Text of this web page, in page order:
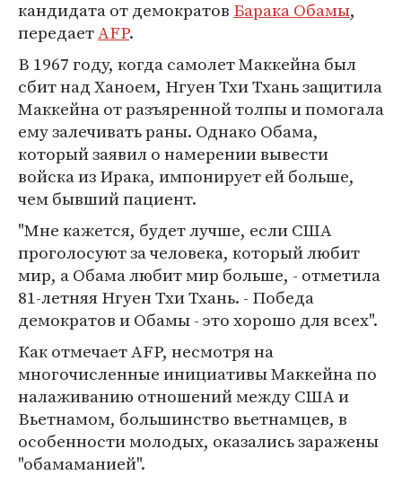
кандидата от демократов Барака Обамы,
передаетAFP.
В 1967 году, когда самолет Маккейна был
сбит над Ханоем, Нгуен Тхи Тхань защитила
Маккейна от разъяренной толпы и помогала
ему залечивать раны. Однако Обама,
который заявил о намерении вывести
войска из Ирака, импонирует ей больше,
чем бывший пациент.
"Мне кажется, будет лучше, если США
проголосуют за человека, который любит
мир, а Обама любит мир больше, - отметила
81-летняя Нгуен Тхи Тхань. - Победа
демократов и Обамы - это хорошо для всех".
Как отмечает AFP, несмотря на
многочисленные инициативы Маккейна по
налаживанию отношений между США и
Вьетнамом, большинство вьетнамцев, в
особенности молодых, оказались заражены
"обамаманией".